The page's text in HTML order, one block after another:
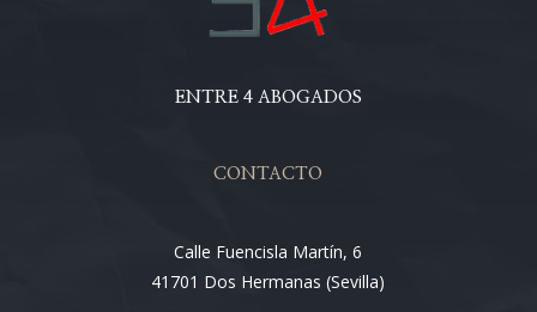
ENTRE 4 ABOGADOS
CONTACTO
Calle Fuencisla Martín, 6
41701 Dos Hermanas (Sevilla)